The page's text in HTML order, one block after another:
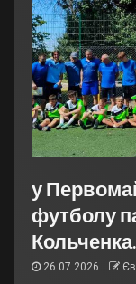
у
футболу
Кольченка.
26.07.2026